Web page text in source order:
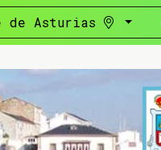
de Asturias